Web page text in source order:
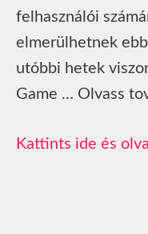
felhasználói
elmerülhetnek
utóbbi hetek
Game … Olvass